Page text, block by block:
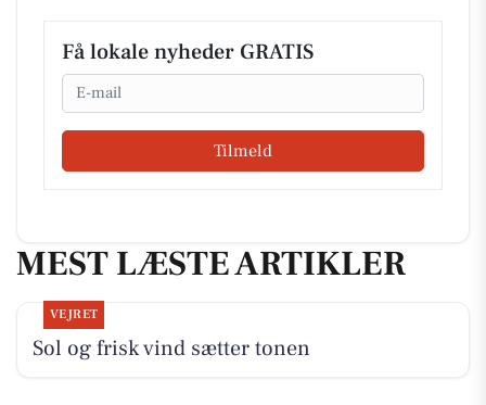
Få lokale nyheder GRATIS
Email
Tilmeld
MEST LÆSTE ARTIKLER
VEJRET
Sol og frisk vind sætter tonen